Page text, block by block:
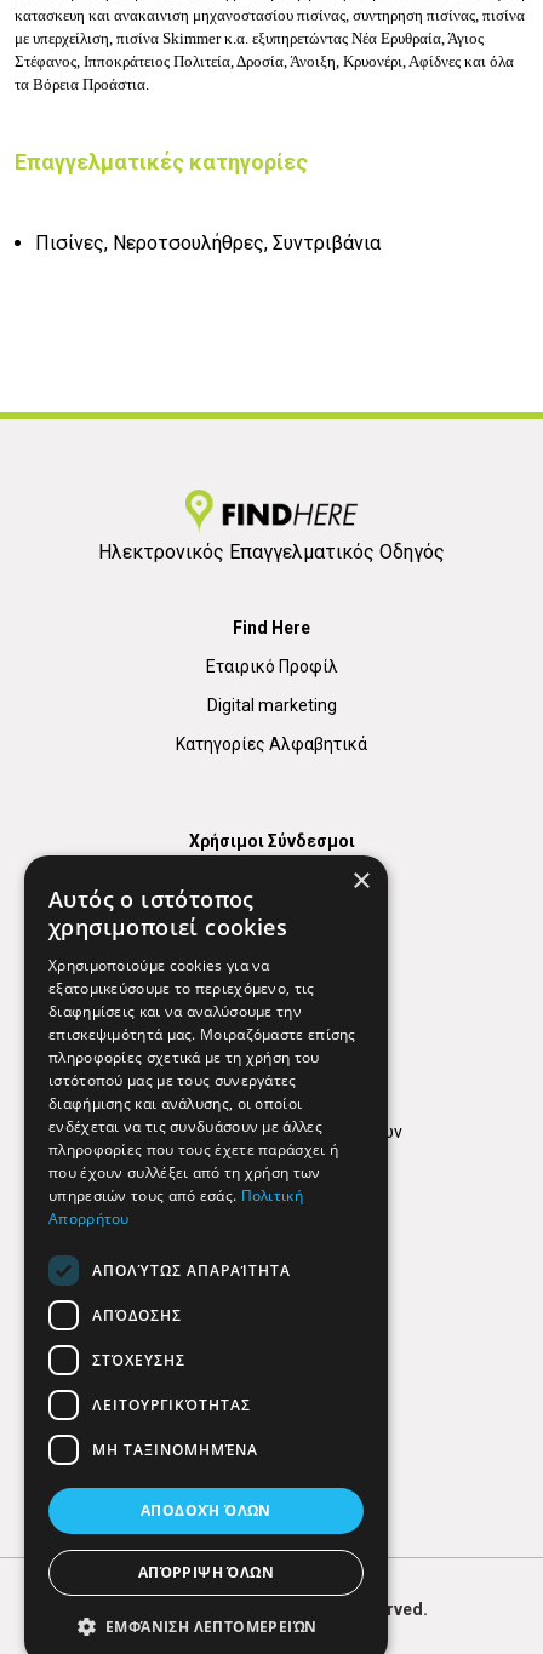
κατασκευη και ανακαινιση μηχανοστασίου πισίνας, συντηρηση πισίνας, πισίνα
με υπερχείλιση, πισίνα Skimmer κ.α. εξυπηρετώντας Νέα Ερυθραία, Άγιος
Στέφανος, Ιπποκράτειος Πολιτεία, Δροσία, Άνοιξη, Κρυονέρι, Αφίδνες και όλα
τα Βόρεια Προάστια.
Επαγγελματικές κατηγορίες
Πισίνες, Νεροτσουλήθρες, Συντριβάνια
Ηλεκτρονικός Επαγγελματικός Οδηγός
Find Here
Εταιρικό Προφίλ
Digital marketing
Κατηγορίες Αλφαβητικά
Χρήσιμοι Σύνδεσμοι
Χρήσιμα Τηλέφωνα
Εφημερεύοντα Φαρμακεία
Απόρρητο
Όροι Χρήσης
Πολιτική προστασίας δεδομένων
Findhere
Social Media
HERE. All Rights Reserved.
×
Αυτός ο ιστότοπος
χρησιμοποιεί cookies
Χρησιμοποιούμε cookies για να
εξατομικεύσουμε το περιεχόμενο, τις
διαφημίσεις και να αναλύσουμε την
επισκεψιμότητά μας. Μοιραζόμαστε επίσης
πληροφορίες σχετικά με τη χρήση του
ιστότοπού μας με τους συνεργάτες
διαφήμισης και ανάλυσης, οι οποίοι
ενδέχεται να τις συνδυάσουν με άλλες
πληροφορίες που τους έχετε παράσχει ή
που έχουν συλλέξει από τη χρήση των
υπηρεσιών τους από εσάς. Πολιτική
Απορρήτου
ΑΠΟΛΎΤΩΣ ΑΠΑΡΑΊΤΗΤΑ
ΑΠΌΔΟΣΗΣ
ΣΤΌΧΕΥΣΗΣ
ΛΕΙΤΟΥΡΓΙΚΌΤΗΤΑΣ
ΜΗ ΤΑΞΙΝΟΜΗΜΈΝΑ
ΑΠΟΔΟΧΉ ΌΛΩΝ
ΑΠΌΡΡΙΨΗ ΌΛΩΝ
ΕΜΦΆΝΙΣΗ ΛΕΠΤΟΜΕΡΕΙΏΝ